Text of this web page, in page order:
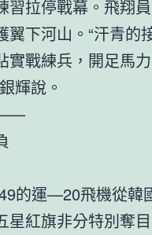
習拉停戰幕。飛翔
下河山。“汗青的
實戰練兵，開足馬
輝說。
——
的運—20飛機從韓
星紅旗非分特別奪